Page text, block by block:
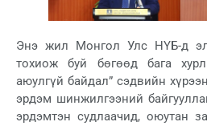
Энэ жил Монгол Улс НҮБ-д
тохиож буй бөгөөд бага
аюулгүй байдал” сэдвийн
эрдэм шинжилгээний
эрдэмтэн судлаачид, оюутан